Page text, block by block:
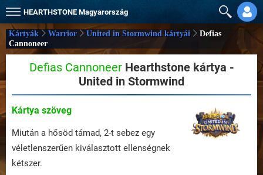
HEARTHSTONE Magyarország
Kártyák Warrior United in Stormwind kártyái
Defias
Cannoneer
Defias CannoneerHearthstone kártya -
United in Stormwind
Kártya szöveg
Miután a hősöd támad, 2-t sebez egy
véletlenszerűen kiválasztott ellenségnek
kétszer.